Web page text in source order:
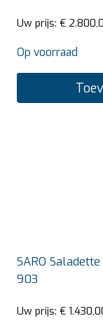
Uw prijs: €
Op voorraad
SARO
903
Uw prijs: €